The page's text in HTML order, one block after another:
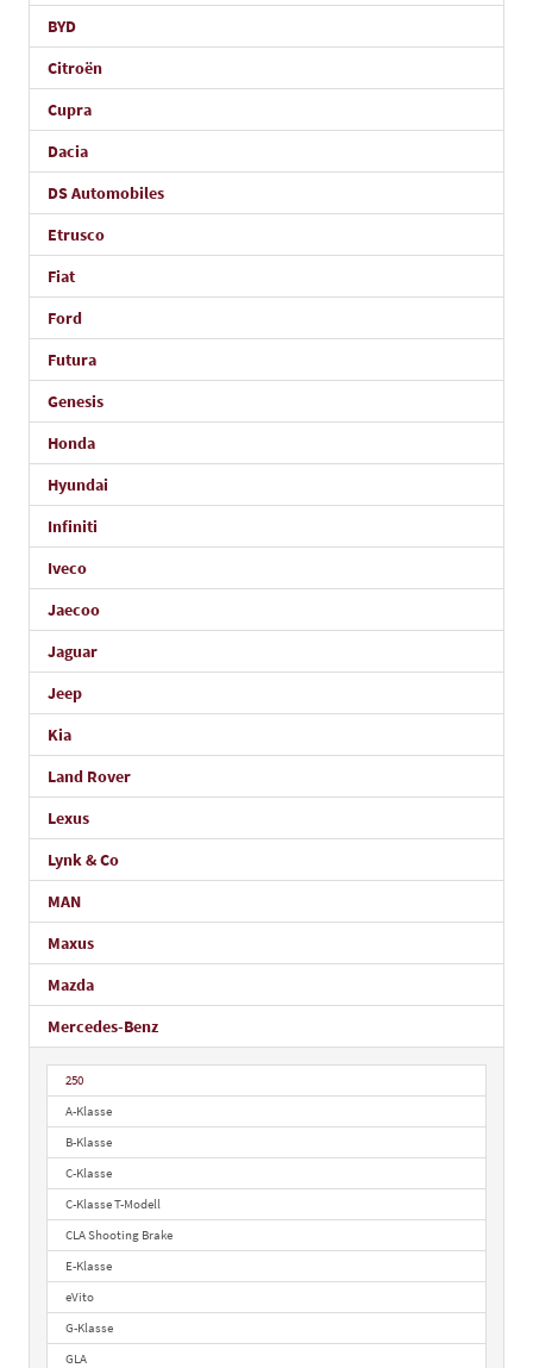
BYD
Citroën
Cupra
Dacia
DS Automobiles
Etrusco
Fiat
Ford
Futura
Genesis
Honda
Hyundai
Infiniti
Iveco
Jaecoo
Jaguar
Jeep
Kia
Land Rover
Lexus
Lynk & Co
MAN
Maxus
Mazda
Mercedes-Benz
250
A-Klasse
B-Klasse
C-Klasse
C-Klasse T-Modell
CLA Shooting Brake
E-Klasse
eVito
G-Klasse
GLA